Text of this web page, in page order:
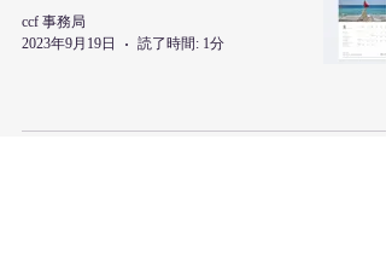
ccf 事務局
2023年9月19日
読了時間: 1分